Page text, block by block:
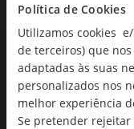
Política de Cookies
Utilizamos cookies
de terceiros) que
adaptadas às suas
personalizados nos
melhor experiência
Se pretender rejeitar
Subscreva e
ofertas e
Insira o seu e-
mail